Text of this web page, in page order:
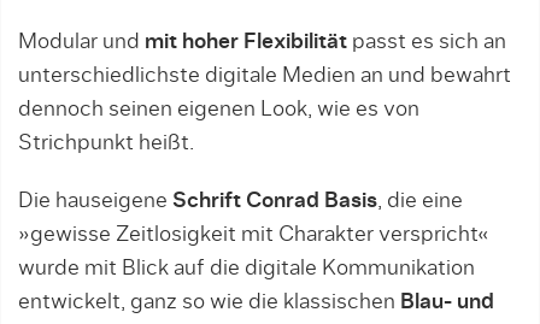
Modular und mit hoher Flexibilität passt es sich an
unterschiedlichste digitale Medien an und bewahrt
dennoch seinen eigenen Look, wie es von
Strichpunkt heißt.
Die hauseigene Schrift Conrad Basis, die eine
»gewisse Zeitlosigkeit mit Charakter verspricht«
wurde mit Blick auf die digitale Kommunikation
entwickelt, ganz so wie die klassischen Blau- und